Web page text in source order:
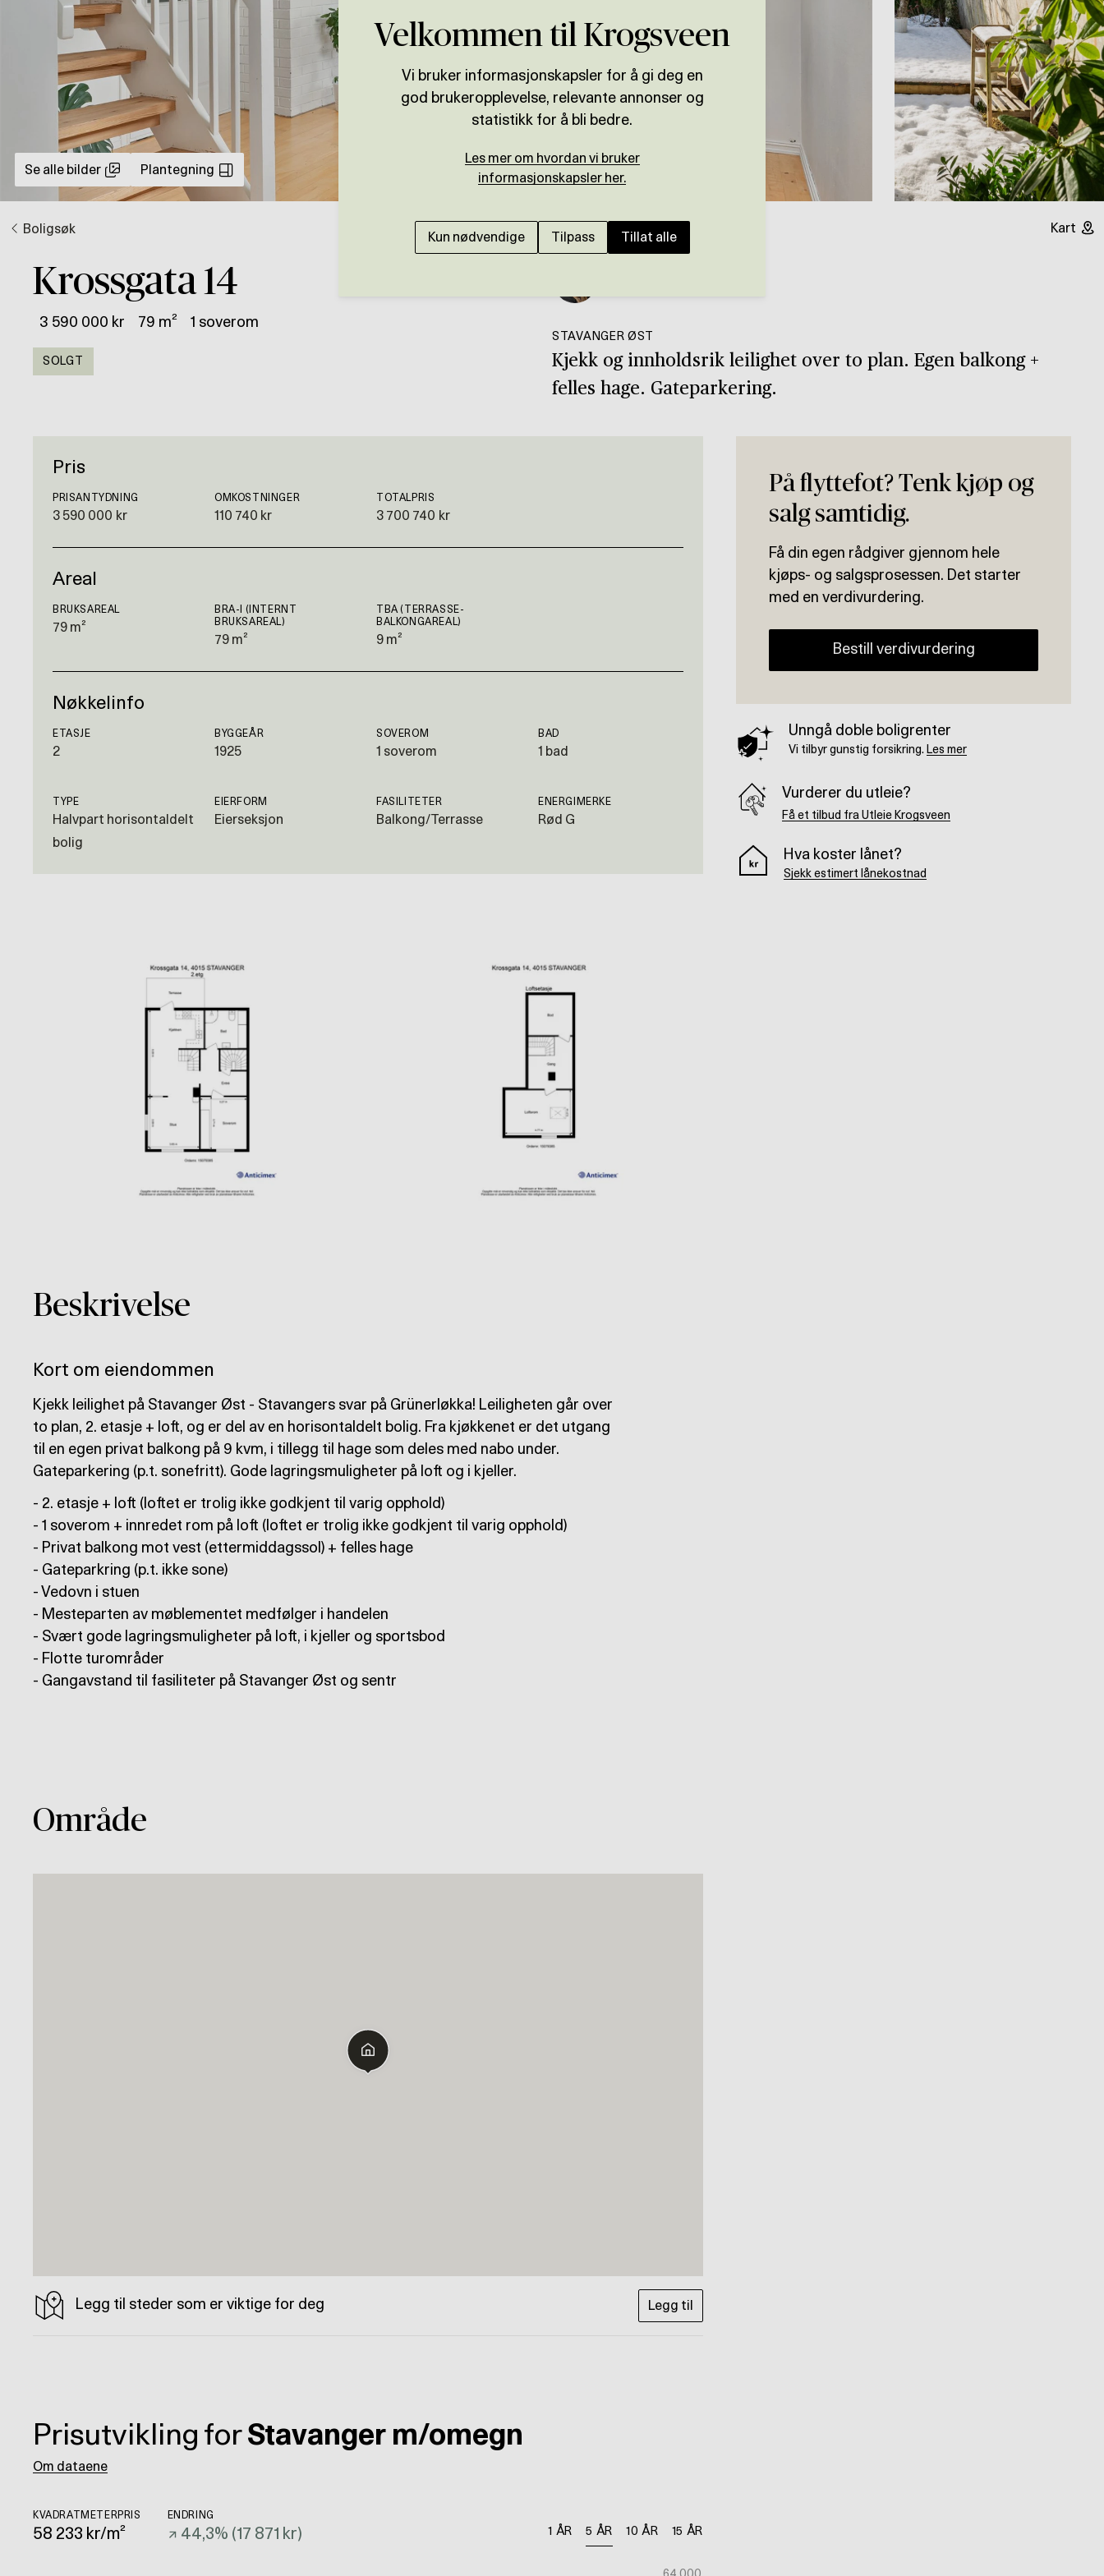
Se alle bilder Plantegning
Boligsøk Kart
Krossgata 14
3 590 000 kr 79 m² 1 soverom
SOLGT
STAVANGER ØST
Kjekk og innholdsrik leilighet over to plan. Egen balkong +
felles hage. Gateparkering.
Pris
PRISANTYDNING
3 590 000 kr
OMKOSTNINGER
110 740 kr
TOTALPRIS
3 700 740 kr
Areal
BRUKSAREAL
79 m²
BRA-I (INTERNT
BRUKSAREAL)
79 m²
TBA (TERRASSE-
BALKONGAREAL)
9 m²
Nøkkelinfo
ETASJE
2
BYGGEÅR
1925
SOVEROM
1 soverom
BAD
1 bad
TYPE
Halvpart horisontaldelt
bolig
EIERFORM
Eierseksjon
FASILITETER
Balkong/Terrasse
ENERGIMERKE
Rød G
Beskrivelse
Kort om eiendommen
Kjekk leilighet på Stavanger Øst - Stavangers svar på Grünerløkka! Leiligheten går over
to plan, 2. etasje + loft, og er del av en horisontaldelt bolig. Fra kjøkkenet er det utgang
til en egen privat balkong på 9 kvm, i tillegg til hage som deles med nabo under.
Gateparkering (p.t. sonefritt). Gode lagringsmuligheter på loft og i kjeller.
- 2. etasje + loft (loftet er trolig ikke godkjent til varig opphold)
- 1 soverom + innredet rom på loft (loftet er trolig ikke godkjent til varig opphold)
- Privat balkong mot vest (ettermiddagssol) + felles hage
- Gateparkring (p.t. ikke sone)
- Vedovn i stuen
- Mesteparten av møblementet medfølger i handelen
- Svært gode lagringsmuligheter på loft, i kjeller og sportsbod
- Flotte turområder
- Gangavstand til fasiliteter på Stavanger Øst og sentr
Område
Legg til steder som er viktige for deg Legg til
Prisutvikling for Stavanger m/omegn
Om dataene
1 ÅR 5 ÅR 10 ÅR 15 ÅR
KVADRATMETERPRIS
58 233 kr/m²
ENDRING
↗ 44,3% (17 871 kr)
På flyttefot? Tenk kjøp og
salg samtidig.
Få din egen rådgiver gjennom hele
kjøps- og salgsprosessen. Det starter
med en verdivurdering.
Bestill verdivurdering
Unngå doble boligrenter
Vi tilbyr gunstig forsikring. Les mer
Vurderer du utleie?
Få et tilbud fra Utleie Krogsveen
Hva koster lånet?
Sjekk estimert lånekostnad
Velkommen til Krogsveen
Vi bruker informasjonskapsler for å gi deg en
god brukeropplevelse, relevante annonser og
statistikk for å bli bedre.
Les mer om hvordan vi bruker
informasjonskapsler her.
Kun nødvendige Tilpass Tillat alle